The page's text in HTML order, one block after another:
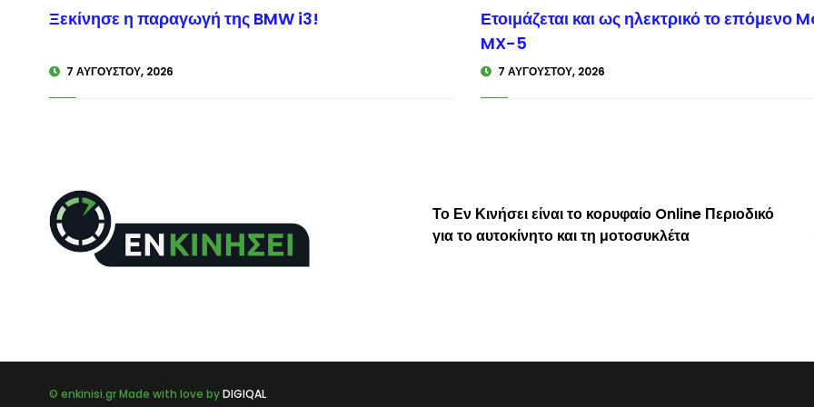
Ξεκίνησε η παραγωγή της BMW i3!
7 ΑΥΓΟΎΣΤΟΥ, 2026
Ετοιμάζεται και ως ηλεκτρικό το επόμενο
MX-5
7 ΑΥΓΟΎΣΤΟΥ, 2026
Το Εν Κινήσει είναι το κορυφαίο Online Περιοδικό
για το αυτοκίνητο και τη μοτοσυκλέτα
© enkinisi.gr Made with love byDIGIQAL